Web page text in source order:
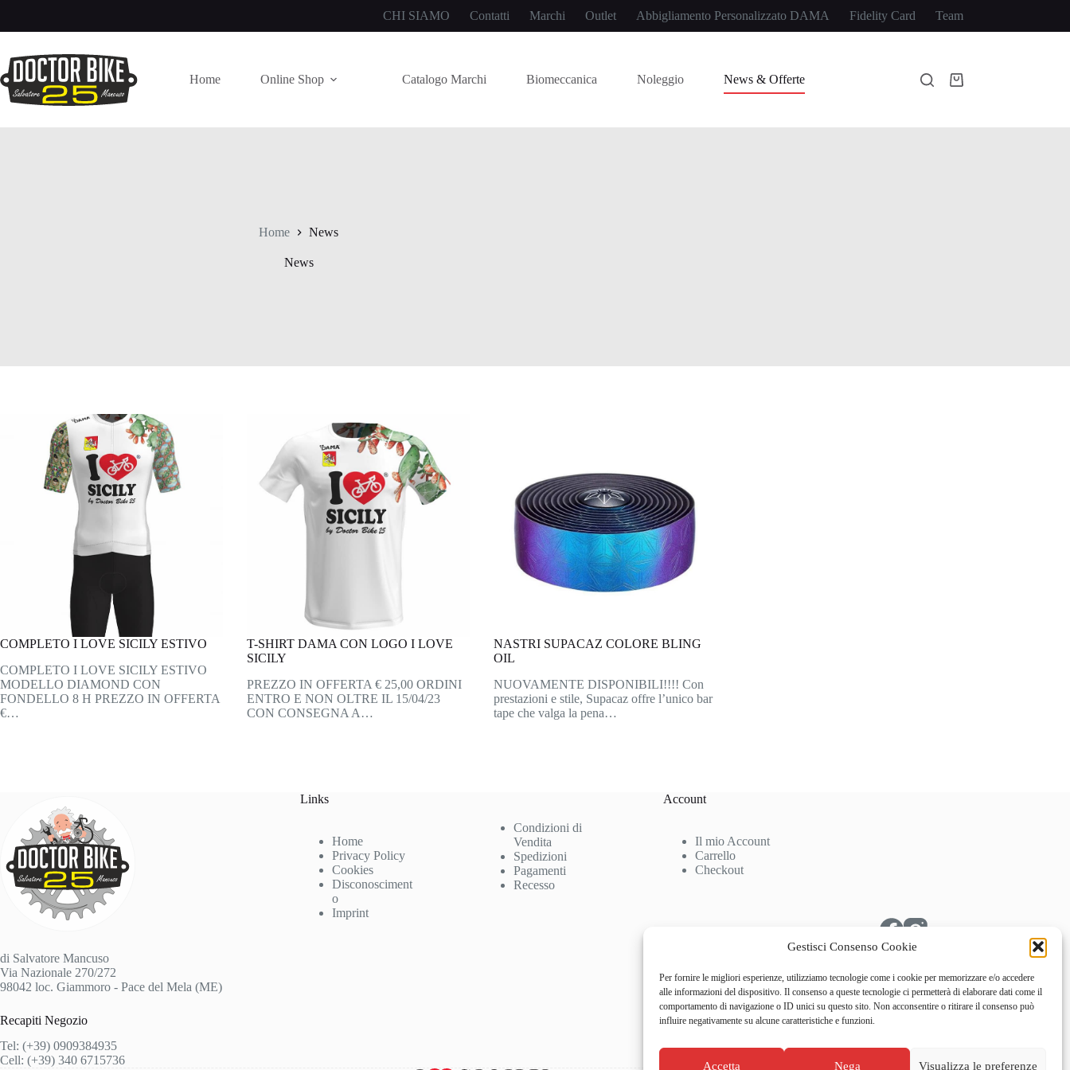
Gestisci Consenso Cookie
Per fornire le migliori esperienze, utilizziamo tecnologie come i cookie per memorizzare e/o accedere
alle informazioni del dispositivo. Il consenso a queste tecnologie ci permetterà di elaborare dati come il
comportamento di navigazione o ID unici su questo sito. Non acconsentire o ritirare il consenso può
influire negativamente su alcune caratteristiche e funzioni.
Accetta Nega Visualizza le preferenze
contenuto
CHI SIAMO Contatti Marchi Outlet Abbigliamento Personalizzato DAMA Fidelity Card Team
Home Online Shop Catalogo Marchi Biomeccanica Noleggio News & Offerte Carrello
Home News
News
COMPLETO I LOVE SICILY ESTIVO
COMPLETO I LOVE SICILY ESTIVO
MODELLO DIAMOND CON
FONDELLO 8 H PREZZO IN OFFERTA
€…
T-SHIRT DAMA CON LOGO I LOVE
SICILY
PREZZO IN OFFERTA € 25,00 ORDINI
ENTRO E NON OLTRE IL 15/04/23
CON CONSEGNA A…
NASTRI SUPACAZ COLORE BLING
OIL
NUOVAMENTE DISPONIBILI!!!! Con
prestazioni e stile, Supacaz offre l’unico bar
tape che valga la pena…
di Salvatore Mancuso
Via Nazionale 270/272
98042 loc. Giammoro - Pace del Mela (ME)
Recapiti Negozio
Tel: (+39) 0909384935
Cell: (+39) 340 6715736
Links
Home
Privacy Policy
Cookies
Disconosciment
o
Imprint
Condizioni di
Vendita
Spedizioni
Pagamenti
Recesso
Account
Il mio Account
Carrello
Checkout